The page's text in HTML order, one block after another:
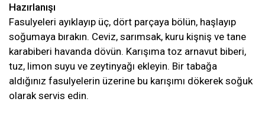
Hazırlanışı
Fasulyeleri ayıklayıp üç, dört parçaya bölün, haşlayıp
soğumaya bırakın. Ceviz, sarımsak, kuru kişniş ve tane
karabiberi havanda dövün. Karışıma toz arnavut biberi,
tuz, limon suyu ve zeytinyağı ekleyin. Bir tabağa
aldığınız fasulyelerin üzerine bu karışımı dökerek soğuk
olarak servis edin.